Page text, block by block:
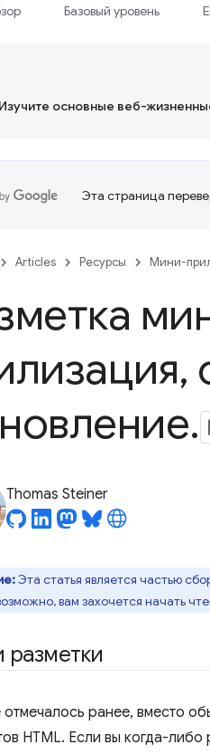
Базовый уровень
Изучите основные веб-
Эта страница
Articles Ресурсы Мини-
,
.
Thomas Steiner
Эта статья является частью
вам захочется начать
разметки
отмечалось ранее, вместо
HTML. Если вы когда-